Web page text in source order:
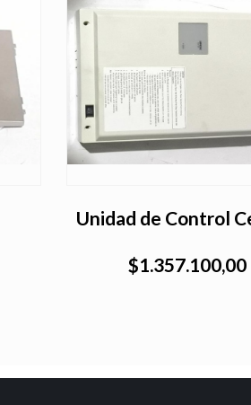
Unidad de Control
$1.357.100,00